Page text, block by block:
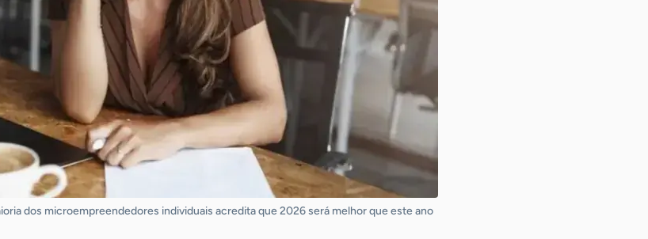
dos microempreendedores individuais acredita que 2026 será melhor que este ano